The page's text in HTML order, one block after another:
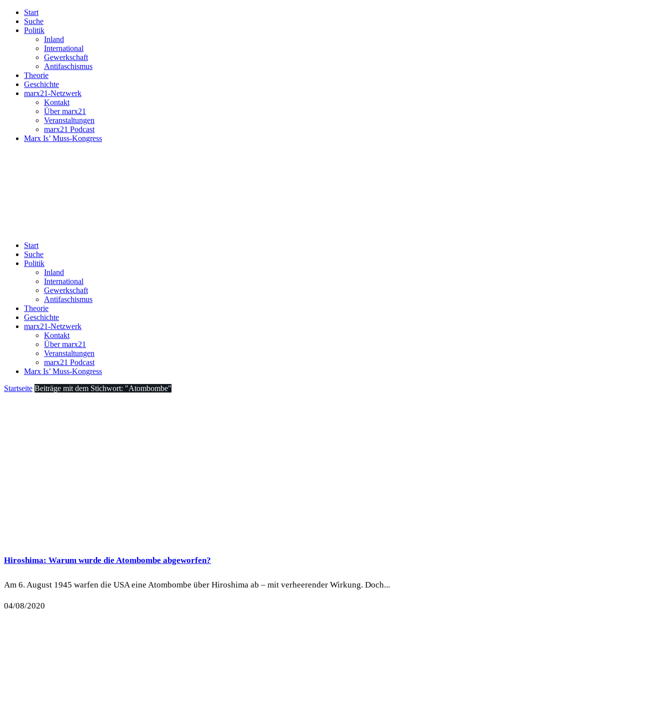
Start
Suche
Politik
Inland
International
Gewerkschaft
Antifaschismus
Theorie
Geschichte
marx21-Netzwerk
Kontakt
Über marx21
Veranstaltungen
marx21 Podcast
Marx Is’ Muss-Kongress
Start
Suche
Politik
Inland
International
Gewerkschaft
Antifaschismus
Theorie
Geschichte
marx21-Netzwerk
Kontakt
Über marx21
Veranstaltungen
marx21 Podcast
Marx Is’ Muss-Kongress
Startseite Beiträge mit dem Stichwort: "Atombombe"
Hiroshima: Warum wurde die Atombombe abgeworfen?
Am 6. August 1945 warfen die USA eine Atombombe über Hiroshima ab – mit verheerender Wirkung. Doch...
04/08/2020